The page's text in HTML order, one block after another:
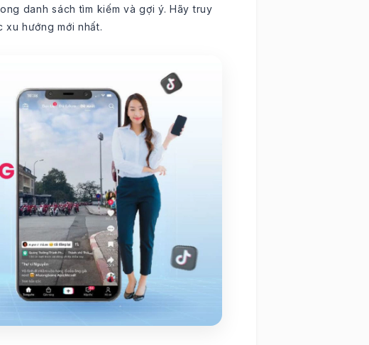
danh sách tìm kiếm và gợi ý. Hãy truy
hướng mới nhất.